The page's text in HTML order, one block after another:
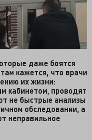
даже боятся
кажется, что врачи
их жизни:
кабинетом, проводят
не быстрые анализы
обследовании, а
неправильное